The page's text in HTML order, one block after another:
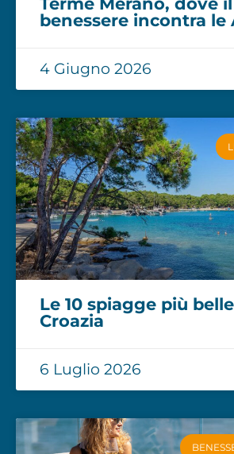
benessere incontra le
4 Giugno 2026
Le 10 spiagge più
Croazia
6 Luglio 2026